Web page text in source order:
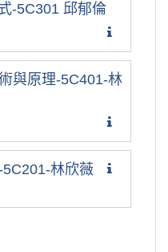
-5C301 邱郁倫
與原理-5C401-林
林欣薇